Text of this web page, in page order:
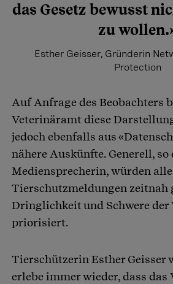
das Gesetz bewusst
zu
Esther Geisser, Gründerin
Protection
Auf Anfrage des Beobachters
Veterinäramt diese
jedoch ebenfalls aus
nähere Auskünfte. Generell, so
Mediensprecherin, würden alle
Tierschutzmeldungen zeitnah
Dringlichkeit und Schwere der
priorisiert.
Tierschützerin Esther Geisser
erlebe immer wieder, dass